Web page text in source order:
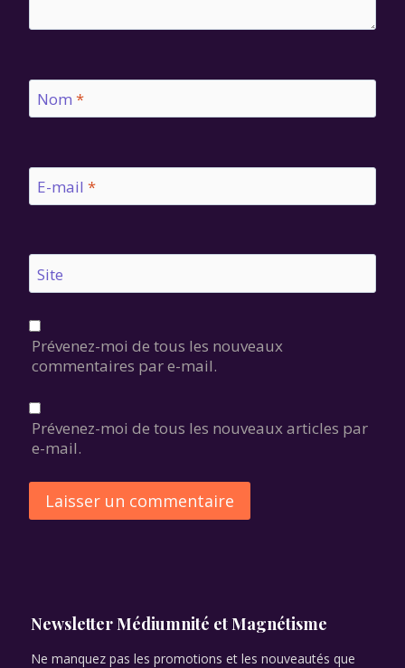
Nom *
E-mail *
Site
Prévenez-moi de tous les nouveaux
commentaires par e-mail.
Prévenez-moi de tous les nouveaux articles par
e-mail.
Newsletter Médiumnité et Magnétisme
Ne manquez pas les promotions et les nouveautés que